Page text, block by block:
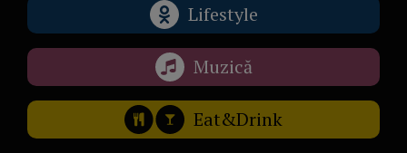
Lifestyle
Muzică
Eat&Drink